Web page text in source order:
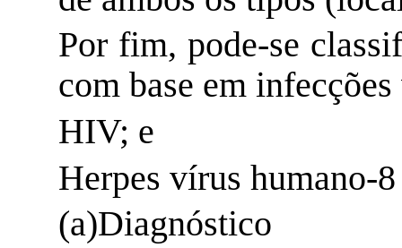
Por fim, pode-se
com base em
HIV; e
Herpes vírus humano-
(a)Diagnóstico